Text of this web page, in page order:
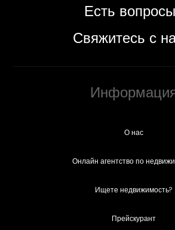
Есть
Свяжитесь с
О нас
Онлайн агентство по
Ищете недвижимость?
Прейскурант